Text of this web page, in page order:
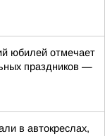
юбилей отмечает
праздников —
в автокреслах,